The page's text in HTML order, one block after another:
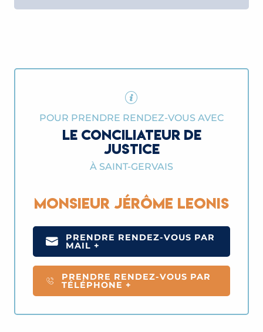
POUR PRENDRE RENDEZ-VOUS AVEC
LE CONCILIATEUR DE
JUSTICE
À SAINT-GERVAIS
Monsieur Jérôme Leonis
PRENDRE RENDEZ-VOUS PAR
MAIL +
PRENDRE RENDEZ-VOUS PAR
TÉLÉPHONE +